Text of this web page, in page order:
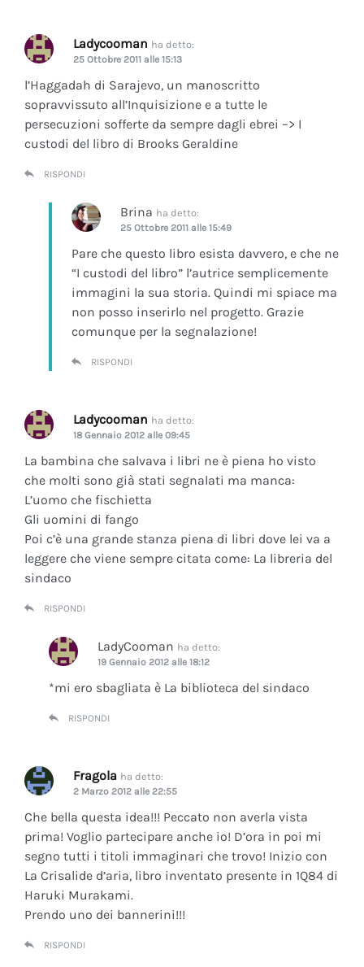
Ladycooman ha detto:
25 Ottobre 2011 alle 15:13
l’Haggadah di Sarajevo, un manoscritto
sopravvissuto all’Inquisizione e a tutte le
persecuzioni sofferte da sempre dagli ebrei –> I
custodi del libro di Brooks Geraldine
RISPONDI
Brina ha detto:
25 Ottobre 2011 alle 15:49
Pare che questo libro esista davvero, e che ne
“I custodi del libro” l’autrice semplicemente
immagini la sua storia. Quindi mi spiace ma
non posso inserirlo nel progetto. Grazie
comunque per la segnalazione!
RISPONDI
Ladycooman ha detto:
18 Gennaio 2012 alle 09:45
La bambina che salvava i libri ne è piena ho visto
che molti sono già stati segnalati ma manca:
L’uomo che fischietta
Gli uomini di fango
Poi c’è una grande stanza piena di libri dove lei va a
leggere che viene sempre citata come: La libreria del
sindaco
RISPONDI
LadyCooman ha detto:
19 Gennaio 2012 alle 18:12
*mi ero sbagliata è La biblioteca del sindaco
RISPONDI
Fragola ha detto:
2 Marzo 2012 alle 22:55
Che bella questa idea!!! Peccato non averla vista
prima! Voglio partecipare anche io! D’ora in poi mi
segno tutti i titoli immaginari che trovo! Inizio con
La Crisalide d’aria, libro inventato presente in 1Q84 di
Haruki Murakami.
Prendo uno dei bannerini!!!
RISPONDI